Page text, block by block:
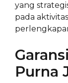
yang
pada
Purna